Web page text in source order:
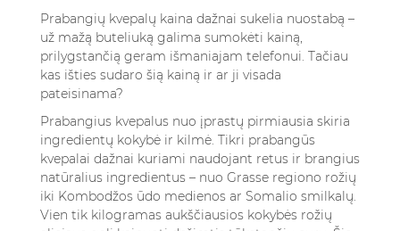
Prabangių kvepalų kaina dažnai sukelia nuostabą –
už mažą buteliuką galima sumokėti kainą,
prilygstančią geram išmaniajam telefonui. Tačiau
kas išties sudaro šią kainą ir ar ji visada
pateisinama?
Prabangius kvepalus nuo įprastų pirmiausia skiria
ingredientų kokybė ir kilmė. Tikri prabangūs
kvepalai dažnai kuriami naudojant retus ir brangius
natūralius ingredientus – nuo Grasse regiono rožių
iki Kombodžos ūdo medienos ar Somalio smilkalų.
Vien tik kilogramas aukščiausios kokybės rožių